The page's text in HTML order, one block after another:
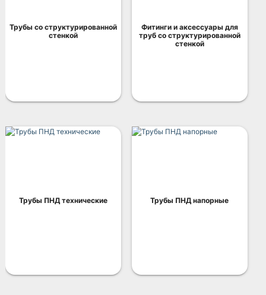
Трубы со структурированной
стенкой
Фитинги и аксессуары для
труб со структурированной
стенкой
Трубы ПНД технические Трубы ПНД напорные